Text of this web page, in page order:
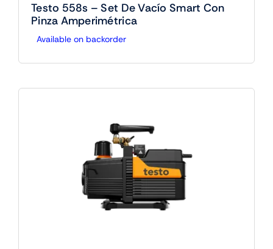
Testo 558s – Set De Vacío Smart Con
Pinza Amperimétrica
Available on backorder